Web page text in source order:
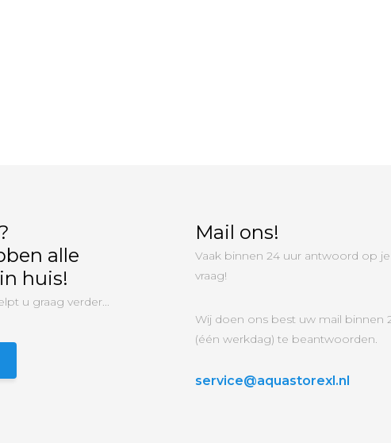
alle
huis!
u graag verder...
Mail ons!
Vaak binnen 24 uur antwoord op je
vraag!
Wij doen ons best uw mail binnen
(één werkdag) te beantwoorden.
service@aquastorexl.nl